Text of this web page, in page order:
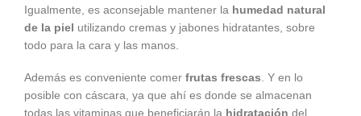
Igualmente, es aconsejable mantener la humedad natural
de la piel utilizando cremas y jabones hidratantes, sobre
todo para la cara y las manos.
Además es conveniente comer frutas frescas . Y en lo
posible con cáscara, ya que ahí es donde se almacenan
todas las vitaminas que beneficiarán la hidratación del